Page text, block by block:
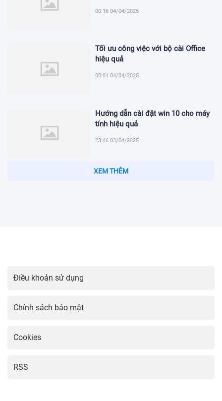
00:16 04/04/2025
Tối ưu công việc với bộ cài Office
hiệu quả
00:01 04/04/2025
Hướng dẫn cài đặt win 10 cho máy
tính hiệu quả
23:46 03/04/2025
XEM THÊM
Điều khoản sử dụng
Chính sách bảo mật
Cookies
RSS